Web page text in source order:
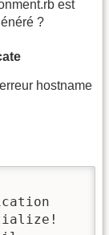
est
?
hostname